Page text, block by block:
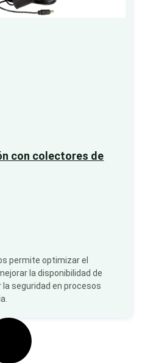
con colectores de
permite optimizar el
la disponibilidad de
seguridad en procesos